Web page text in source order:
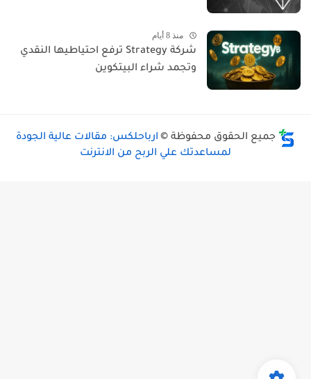
منذ 8 أيام
شركة Strategy ترفع احتياطيها النقدي
وتجمد شراء البيتكوين
جميع الحقوق محفوظة © ارباحلكس: مقالات عالية الجودة
لمساعدتك علي الربح من الانترنت